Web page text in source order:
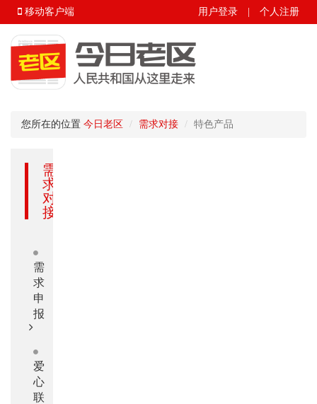
用户登录 个人注册
移动客户端
您所在的位置 今日老区 需求对接 特色产品
需
求
对
接
需
求
申
报
爱
心
联